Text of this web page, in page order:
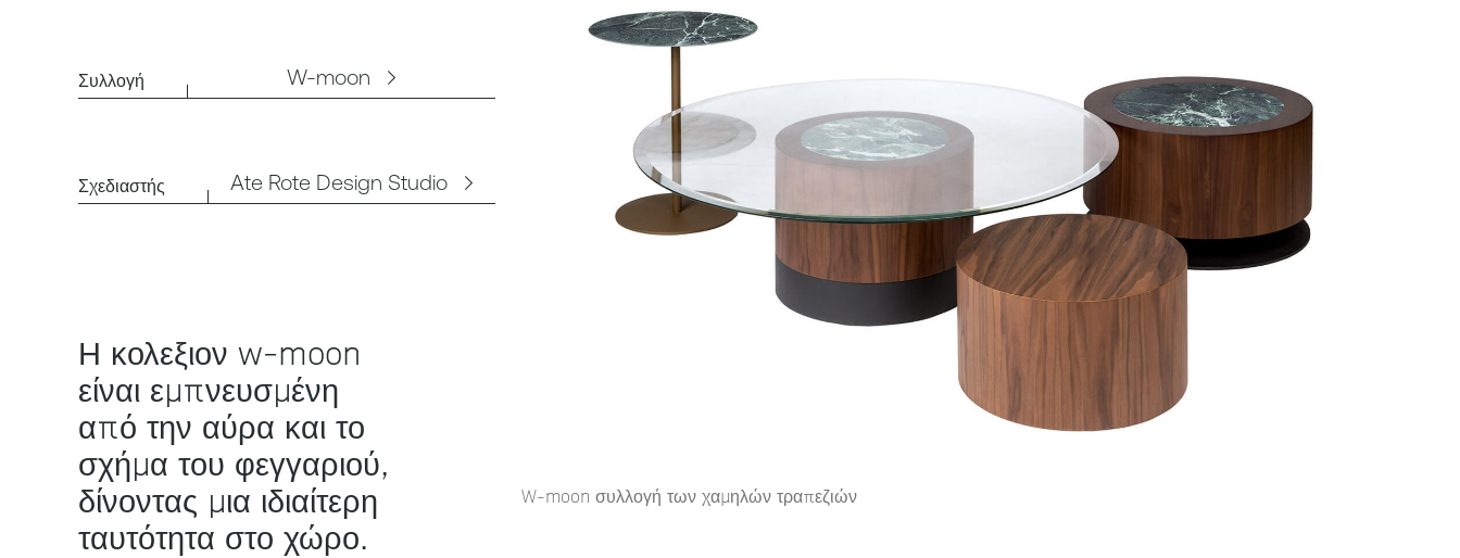
Συλλογή W-moon
Σχεδιαστής Ate Rote Design Studio
Η κολεξιον w-moon
είναι εμπνευσμένη
από την αύρα και το
σχήμα του φεγγαριού,
δίνοντας μια ιδιαίτερη
ταυτότητα στο χώρο.
W-moon συλλογή των χαμηλών τραπεζιών